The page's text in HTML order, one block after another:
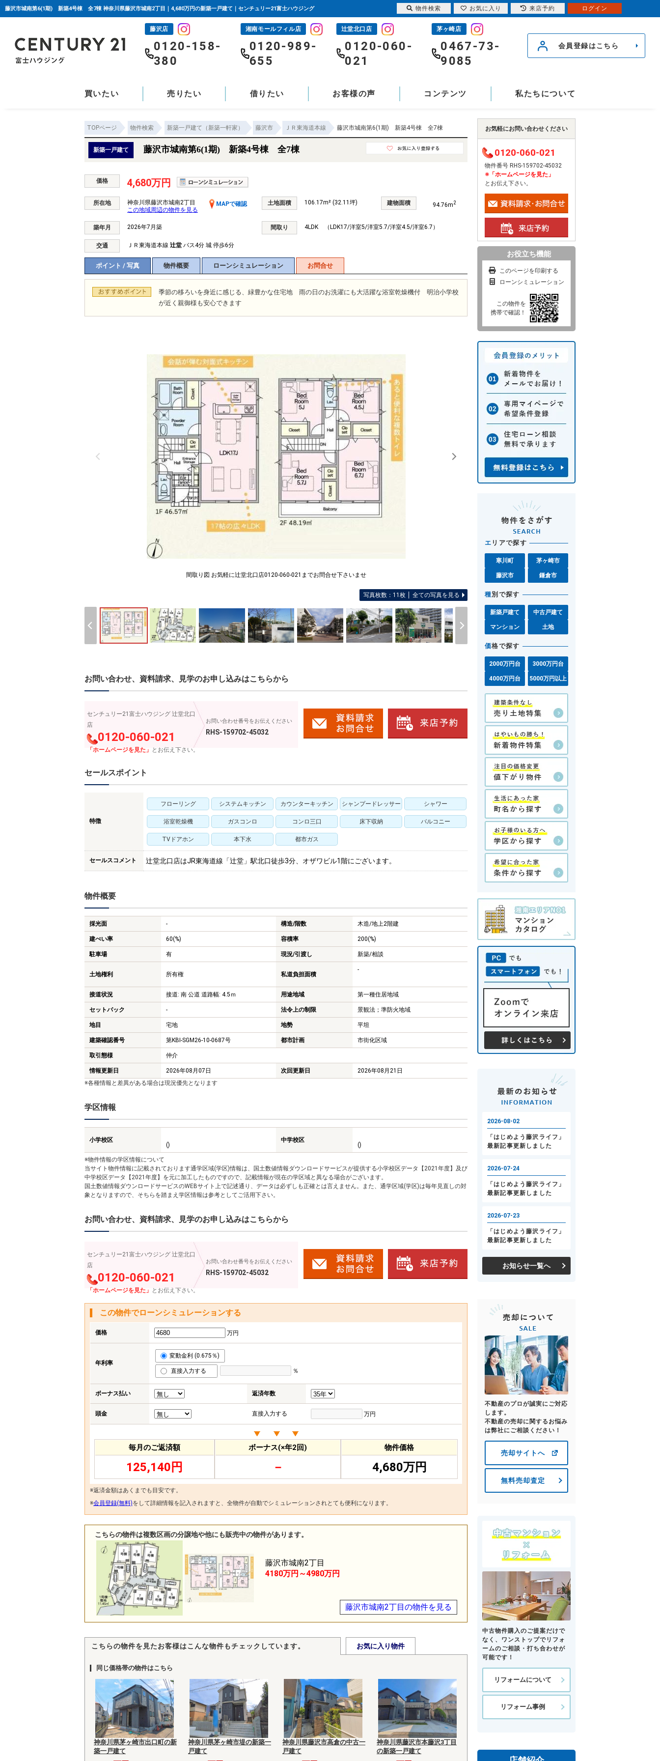
藤沢市城南第6(1期) 新築4号棟 全7棟 神奈川県藤沢市城南2丁目｜4,680万円の新築一戸建て｜センチュリー21富士ハウジング
藤沢店
0120-158-
380
湘南モールフィル店
0120-989-
655
辻堂北口店
0120-060-
021
茅ヶ崎店
0467-73-
9085
会員登録はこちら
買いたい 売りたい 借りたい お客様の声 コンテンツ 私たちについて
TOPページ 物件検索 新築一戸建て（新築一軒家） 藤沢市 ＪＲ東海道本線 藤沢市城南第6(1期) 新築4号棟 全7棟
新築一戸建て 藤沢市城南第6(1期) 新築4号棟 全7棟
価格 4,680万円
所在地 神奈川県藤沢市城南2丁目
MAPで確認
この地域周辺の物件を見る
土地面積 106.17m² (32.11坪) 建物面積 94.76m2
築年月 2026年7月築 間取り 4LDK （LDK17/洋室5/洋室5.7/洋室4.5/洋室6.7）
交通 ＪＲ東海道本線 辻堂 バス4分 城 停歩6分
ポイント / 写真 物件概要 ローンシミュレーション お問合せ
季節の移ろいを身近に感じる、緑豊かな住宅地 雨の日のお洗濯にも大活躍な浴室乾燥機付 明治小学校
が近く親御様も安心できます
間取り図 お気軽に辻堂北口店0120-060-021までお問合せ下さいませ
写真枚数：11枚 全ての写真を見る
お問い合わせ、資料請求、見学のお申し込みはこちらから
センチュリー21富士ハウジング 辻堂北口
店
0120-060-021
「ホームページを見た」 とお伝え下さい。
お問い合わせ番号をお伝えください
RHS-159702-45032
セールスポイント
特徴
フローリング システムキッチン カウンターキッチン シャンプードレッサー シャワー
浴室乾燥機 ガスコンロ コンロ三口 床下収納 バルコニー
TVドアホン 本下水 都市ガス
セールスコメント 辻堂北口店はJR東海道線「辻堂」駅北口徒歩3分、オザワビル1階にございます。
物件概要
採光面 - 構造/階数 木造/地上2階建
建ぺい率 60(%) 容積率 200(%)
駐車場 有 現況/引渡し 新築/相談
土地権利 所有権 私道負担面積
-
接道状況 接道: 南 公道 道路幅: 4.5ｍ 用途地域 第一種住居地域
セットバック - 法令上の制限 景観法；準防火地域
地目 宅地 地勢 平坦
建築確認番号 第KBI-SGM26-10-0687号 都市計画 市街化区域
取引態様 仲介
情報更新日 2026年08月07日 次回更新日
2026年08月21日
※各種情報と差異がある場合は現況優先となります
学区情報
小学校区
()
中学校区
()
※物件情報の学区情報について
当サイト物件情報に記載されております通学区域(学区)情報は、国土数値情報ダウンロードサービスが提供する小学校区データ【2021年度】及び
中学校区データ【2021年度】を元に加工したものですので、記載情報が現在の学区域と異なる場合がございます。
国土数値情報ダウンロードサービスのWEBサイト上で記述通り、データは必ずしも正確とは言えません。また、通学区域(学区)は毎年見直しの対
象となりますので、そちらを踏まえ学区情報は参考としてご活用下さい。
お問い合わせ、資料請求、見学のお申し込みはこちらから
センチュリー21富士ハウジング 辻堂北口
店
0120-060-021
「ホームページを見た」 とお伝え下さい。
お問い合わせ番号をお伝えください
RHS-159702-45032
この物件でローンシミュレーションする
価格 万円
年利率
変動金利 (0.675％)
直接入力する ％
ボーナス払い 返済年数
頭金 直接入力する 万円
毎月のご返済額
125,140円
ボーナス(×年2回)
－
物件価格
4,680万円
※返済金額はあくまでも目安です。
※会員登録(無料)をして詳細情報を記入されますと、全物件が自動でシミュレーションされとても便利になります。
こちらの物件は複数区画の分譲地や他にも販売中の物件があります。
藤沢市城南2丁目の物件を見る
藤沢市城南2丁目
4180万円～4980万円
こちらの物件を見たお客様はこんな物件もチェックしています。 お気に入り物件
同じ価格帯の物件はこちら
神奈川県茅ヶ崎市出口町の新
築一戸建て
神奈川県茅ヶ崎市堤の新築一
戸建て
神奈川県藤沢市高倉の中古一
戸建て
神奈川県藤沢市本藤沢3丁目
の新築一戸建て
お気軽にお問い合わせください
0120-060-021
物件番号 RHS-159702-45032
※「ホームページを見た」
とお伝え下さい。
お役立ち機能
このページを印刷する
ローンシミュレーション
この物件を
携帯で確認！
エ リアで探す
寒川町 茅ヶ崎市
藤沢市 鎌倉市
種別で探す
新築戸建て 中古戸建て
マンション 土地
価格で探す
2000万円台 3000万円台
4000万円台 5000万円以上
お知らせ一覧へ
不動産のプロが誠実にご対応
します。
不動産の売却に関するお悩み
は弊社にご相談ください！
売却サイトへ
無料売却査定
中古物件購入のご提案だけで
なく、ワンストップでリフォ
ームのご相談・打ち合わせが
可能です！
リフォームについて
リフォーム事例
物件検索 お気に入り 来店予約 ログイン